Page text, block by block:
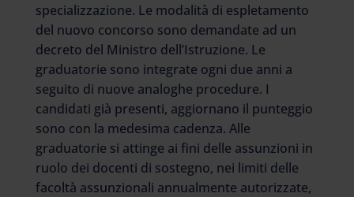
specializzazione. Le modalità di espletamento
del nuovo concorso sono demandate ad un
decreto del Ministro dell’Istruzione. Le
graduatorie sono integrate ogni due anni a
seguito di nuove analoghe procedure. I
candidati già presenti, aggiornano il punteggio
sono con la medesima cadenza. Alle
graduatorie si attinge ai fini delle assunzioni in
ruolo dei docenti di sostegno, nei limiti delle
facoltà assunzionali annualmente autorizzate,